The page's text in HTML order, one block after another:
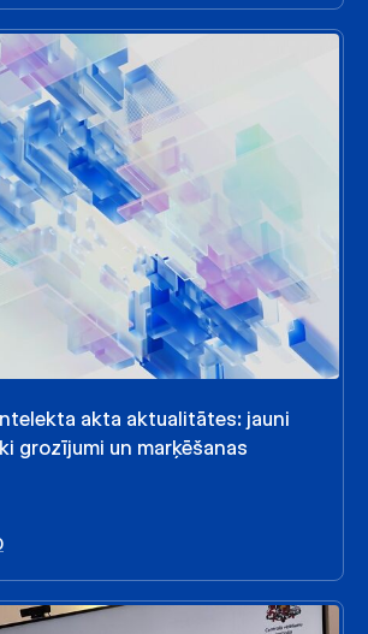
akta aktualitātes: jauni
grozījumi un marķēšanas